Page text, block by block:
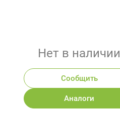
Нет в наличии
Сообщить
Аналоги